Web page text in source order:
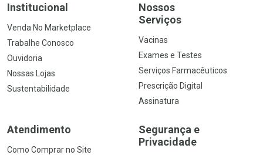
Institucional
Venda No Marketplace
Trabalhe Conosco
Ouvidoria
Nossas Lojas
Sustentabilidade
Nossos
Serviços
Vacinas
Exames e Testes
Serviços Farmacêuticos
Prescrição Digital
Assinatura
Atendimento
Como Comprar no Site
Segurança e
Privacidade